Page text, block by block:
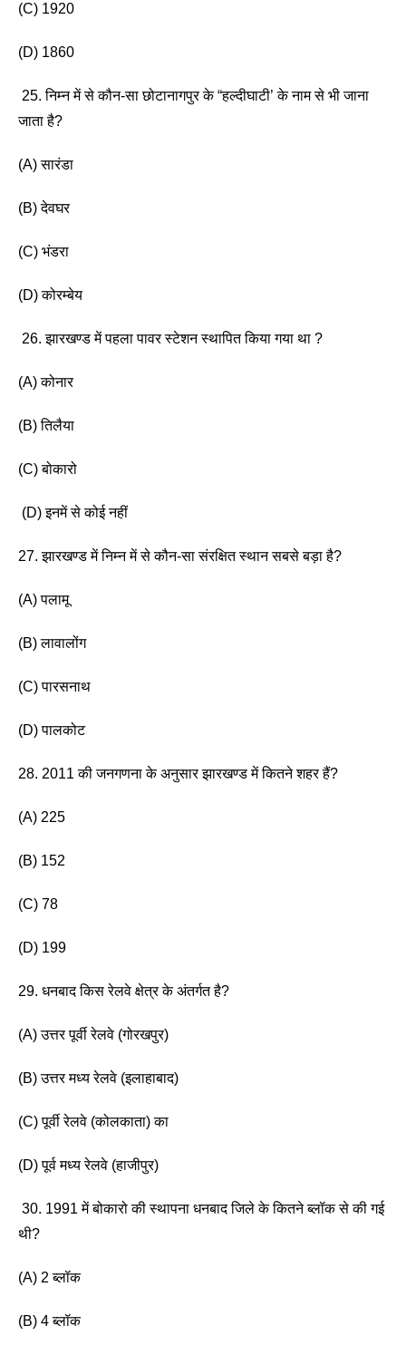
(C) 1920
(D) 1860
25. निम्न में से कौन-सा छोटानागपुर के “हल्दीघाटी’ के नाम से भी जाना
जाता है?
(A) सारंडा
(B) देवघर
(C) भंडरा
(D) कोरम्बेय
26. झारखण्ड में पहला पावर स्टेशन स्थापित किया गया था ?
(A) कोनार
(B) तिलैया
(C) बोकारो
(D) इनमें से कोई नहीं
27. झारखण्ड में निम्न में से कौन-सा संरक्षित स्थान सबसे बड़ा है?
(A) पलामू
(B) लावालोंग
(C) पारसनाथ
(D) पालकोट
28. 2011 की जनगणना के अनुसार झारखण्ड में कितने शहर हैं?
(A) 225
(B) 152
(C) 78
(D) 199
29. धनबाद किस रेलवे क्षेत्र के अंतर्गत है?
(A) उत्तर पूर्वी रेलवे (गोरखपुर)
(B) उत्तर मध्य रेलवे (इलाहाबाद)
(C) पूर्वी रेलवे (कोलकाता) का
(D) पूर्व मध्य रेलवे (हाजीपुर)
30. 1991 में बोकारो की स्थापना धनबाद जिले के कितने ब्लॉक से की गई
थी?
(A) 2 ब्लॉक
(B) 4 ब्लॉक